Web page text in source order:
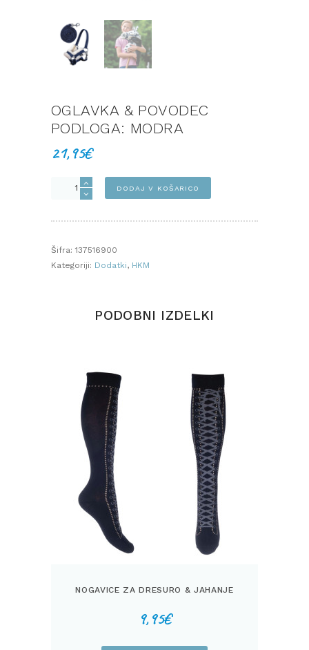
OGLAVKA & POVODEC
PODLOGA: MODRA
21,95€
Oglavka
MODRA
DODAJ V KOŠARICO
Šifra: 137516900
Kategoriji: Dodatki, HKM
PODOBNI IZDELKI
NOGAVICE ZA DRESURO & JAHANJE
9,95€